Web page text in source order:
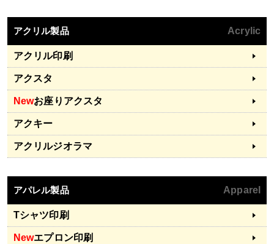
アクリル製品 Acrylic
アクリル印刷
アクスタ
Newお座りアクスタ
アクキー
アクリルジオラマ
アパレル製品 Apparel
Tシャツ印刷
Newエプロン印刷